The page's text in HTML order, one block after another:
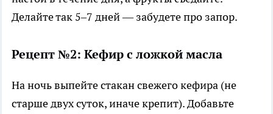
Делайте так 5–7 дней — забудете про запор.
Рецепт №2: Кефир с ложкой масла
На ночь выпейте стакан свежего кефира (не
старше двух суток, иначе крепит). Добавьте